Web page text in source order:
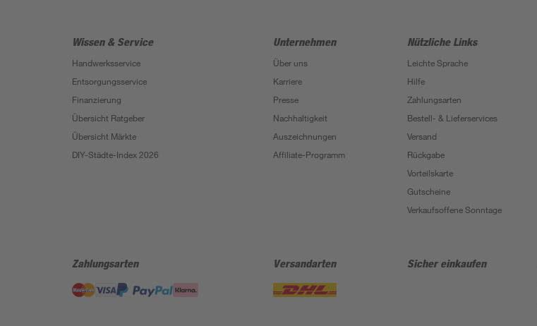
Wissen & Service
Handwerksservice
Entsorgungsservice
Finanzierung
Übersicht Ratgeber
Übersicht Märkte
DIY-Städte-Index 2026
Unternehmen
Über uns
Karriere
Presse
Nachhaltigkeit
Auszeichnungen
Affiliate-Programm
Nützliche Links
Leichte Sprache
Hilfe
Zahlungsarten
Bestell- & Lieferservices
Versand
Rückgabe
Vorteilskarte
Gutscheine
Verkaufsoffene Sonntage
Zahlungsarten Versandarten Sicher einkaufen